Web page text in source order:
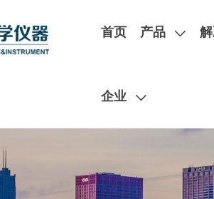
首页 产品
开循环极低温探针台
闭循环极低温探针台
MPI
MPI
120GHz谐波负载牵引
扫码在线预约实验
英铂实验室测试中心现有测试类型：
企业